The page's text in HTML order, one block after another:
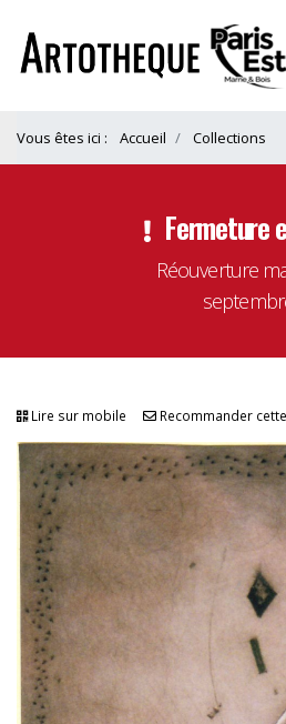
Vous êtes ici : Accueil Collections
Fermeture
Réouverture
Lire sur mobile Recommander